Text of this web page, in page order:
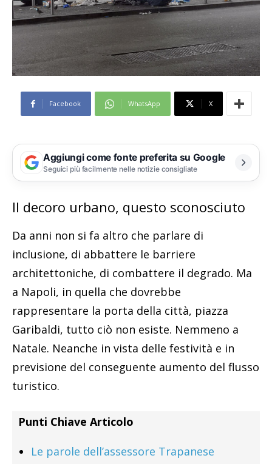
Facebook WhatsApp X
Aggiungi come fonte preferita su Google
Seguici più facilmente nelle notizie consigliate
Il decoro urbano, questo sconosciuto
Da anni non si fa altro che parlare di
inclusione, di abbattere le barriere
architettoniche, di combattere il degrado. Ma
a Napoli, in quella che dovrebbe
rappresentare la porta della città, piazza
Garibaldi, tutto ciò non esiste. Nemmeno a
Natale. Neanche in vista delle festività e in
previsione del conseguente aumento del flusso
turistico.
Punti Chiave Articolo
Le parole dell’assessore Trapanese